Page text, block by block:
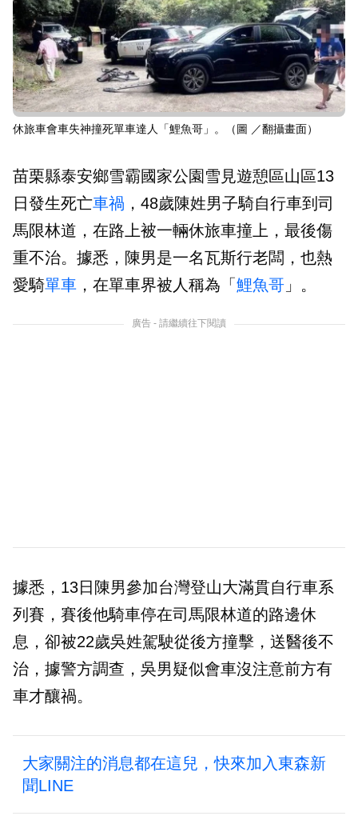
休旅車會車失神撞死單車達人「鯉魚哥」。（圖 ／翻攝畫面）
苗栗縣泰安鄉雪霸國家公園雪見遊憩區山區13
日發生死亡車禍 ，48歲陳姓男子騎自行車到司
馬限林道，在路上被一輛休旅車撞上，最後傷
重不治。據悉，陳男是一名瓦斯行老闆，也熱
愛騎單車 ，在單車界被人稱為「 鯉魚哥 」。
廣告 - 請繼續往下閱讀
據悉，13日陳男參加台灣登山大滿貫自行車系
列賽，賽後他騎車停在司馬限林道的路邊休
息，卻被22歲吳姓駕駛從後方撞擊，送醫後不
治，據警方調查，吳男疑似會車沒注意前方有
車才釀禍。
大家關注的消息都在這兒，快來加入東森新
聞LINE